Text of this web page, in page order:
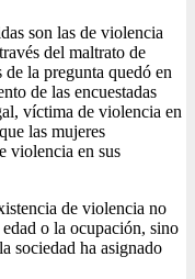
son las de violencia
del maltrato de
la pregunta quedó en
de las encuestadas
víctima de violencia en
las mujeres
violencia en sus
de violencia no
o la ocupación, sino
sociedad ha asignado